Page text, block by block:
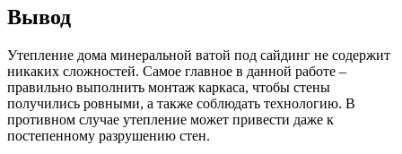
Вывод
Утепление дома минеральной ватой под сайдинг не содержит
никаких сложностей. Самое главное в данной работе –
правильно выполнить монтаж каркаса, чтобы стены
получились ровными, а также соблюдать технологию. В
противном случае утепление может привести даже к
постепенному разрушению стен.